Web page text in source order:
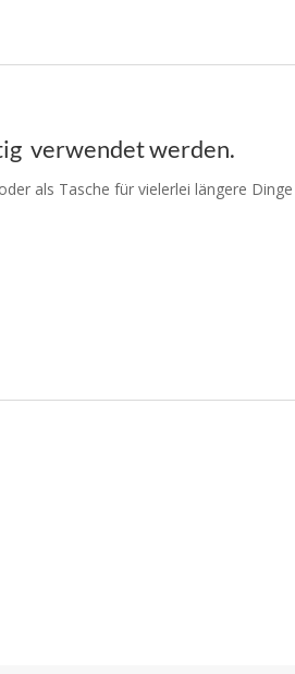
verwendet werden.
als Tasche für vielerlei längere